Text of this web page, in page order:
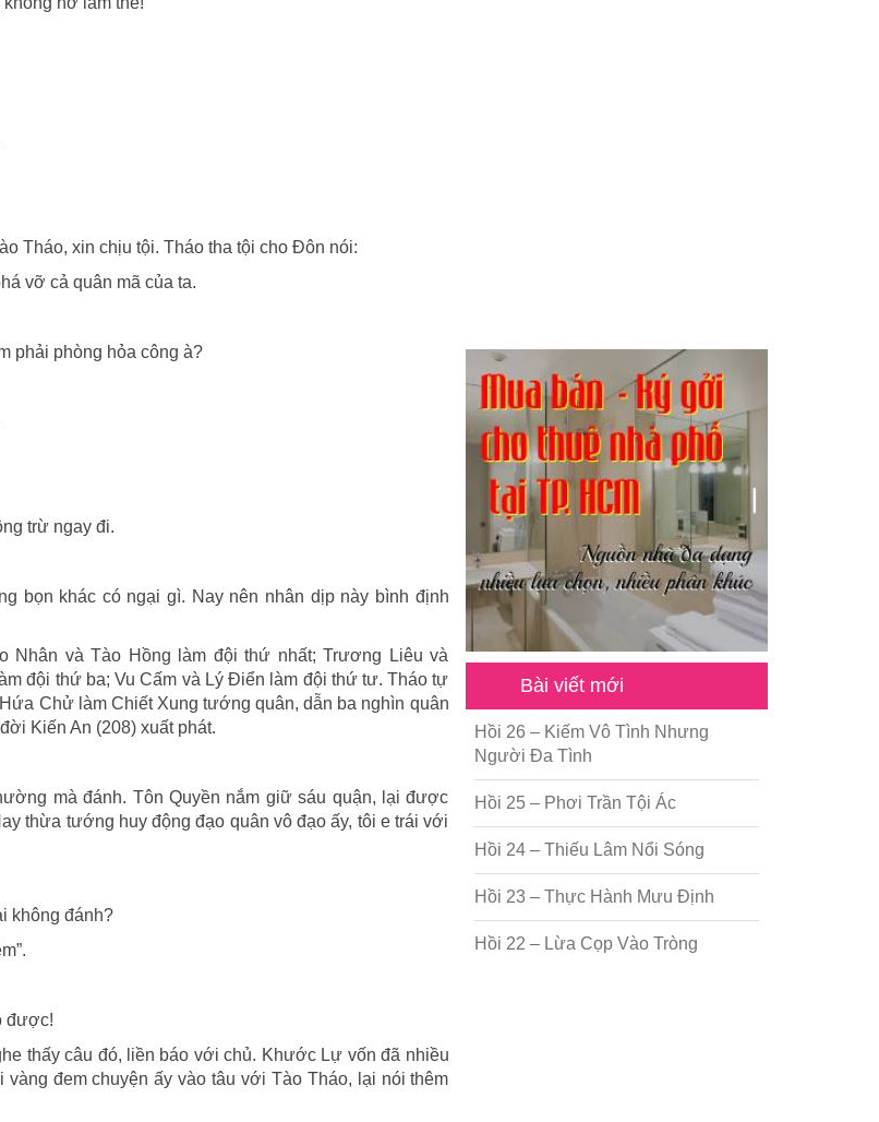
Tháo, xin chịu tội. Tháo tha tội cho Đôn nói:
vỡ cả quân mã của ta.
phải phòng hỏa công à?
trừ ngay đi.
bọn khác có ngại gì. Nay nên nhân dịp này bình định
Nhân và Tào Hồng làm đội thứ nhất; Trương Liêu và
đội thứ ba; Vu Cấm và Lý Điển làm đội thứ tư. Tháo tự
Chử làm Chiết Xung tướng quân, dẫn ba nghìn quân
Kiến An (208) xuất phát.
mà đánh. Tôn Quyền nắm giữ sáu quận, lại được
thừa tướng huy động đạo quân vô đạo ấy, tôi e trái với
không đánh?
được!
thấy câu đó, liền báo với chủ. Khước Lự vốn đã nhiều
đem chuyện ấy vào tâu với Tào Tháo, lại nói thêm
Bài viết mới
Hồi 26 – Kiếm Vô Tình Nhưng
Người Đa Tình
Hồi 25 – Phơi Trần Tội Ác
Hồi 24 – Thiếu Lâm Nổi Sóng
Hồi 23 – Thực Hành Mưu Định
Hồi 22 – Lừa Cọp Vào Tròng